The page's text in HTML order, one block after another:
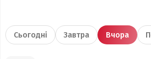
Сьогодні Завтра Вчора